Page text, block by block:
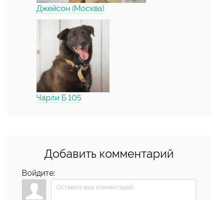
Джейсон (Москва)
Чарли Б 105
Добавить комментарий
Войдите: